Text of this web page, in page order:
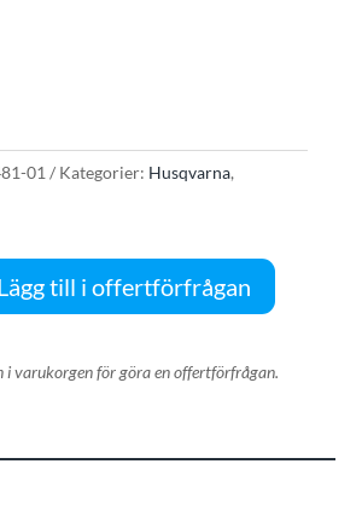
01 Kategorier: Husqvarna,
till i offertförfrågan
i varukorgen för göra en offertförfrågan.